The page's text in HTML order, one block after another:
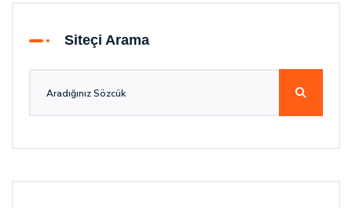
Siteçi Arama